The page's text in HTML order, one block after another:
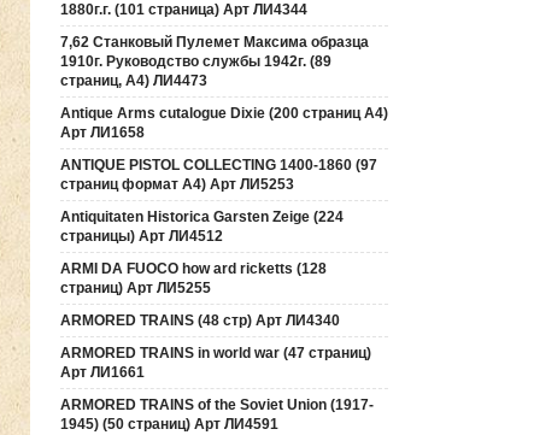
1880г.г. (101 страница) Арт ЛИ4344
7,62 Станковый Пулемет Максима образца
1910г. Руководство службы 1942г. (89
страниц, А4) ЛИ4473
Antique Arms cutalogue Dixie (200 страниц А4)
Арт ЛИ1658
ANTIQUE PISTOL COLLECTING 1400-1860 (97
страниц формат А4) Арт ЛИ5253
Antiquitaten Historica Garsten Zeige (224
страницы) Арт ЛИ4512
ARMI DA FUOCO how ard ricketts (128
страниц) Арт ЛИ5255
ARMORED TRAINS (48 стр) Арт ЛИ4340
ARMORED TRAINS in world war (47 страниц)
Арт ЛИ1661
ARMORED TRAINS of the Soviet Union (1917-
1945) (50 страниц) Арт ЛИ4591